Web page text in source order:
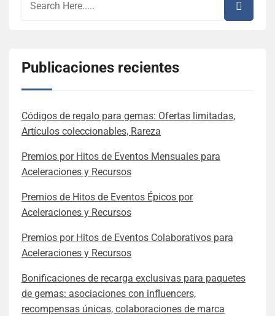
Publicaciones recientes
Códigos de regalo para gemas: Ofertas limitadas,
Artículos coleccionables, Rareza
Premios por Hitos de Eventos Mensuales para
Aceleraciones y Recursos
Premios de Hitos de Eventos Épicos por
Aceleraciones y Recursos
Premios por Hitos de Eventos Colaborativos para
Aceleraciones y Recursos
Bonificaciones de recarga exclusivas para paquetes
de gemas: asociaciones con influencers,
recompensas únicas, colaboraciones de marca